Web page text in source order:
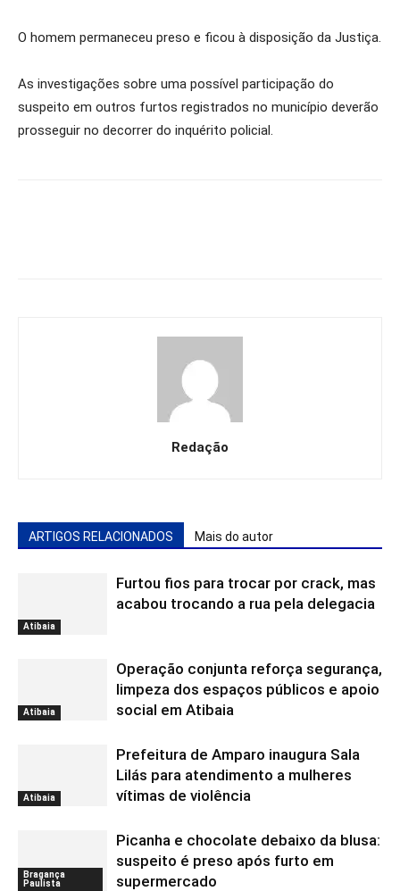
O homem permaneceu preso e ficou à disposição da Justiça.
As investigações sobre uma possível participação do
suspeito em outros furtos registrados no município deverão
prosseguir no decorrer do inquérito policial.
Redação
ARTIGOS RELACIONADOS Mais do autor
Atibaia
Furtou fios para trocar por crack, mas
acabou trocando a rua pela delegacia
Atibaia
Operação conjunta reforça segurança,
limpeza dos espaços públicos e apoio
social em Atibaia
Atibaia
Prefeitura de Amparo inaugura Sala
Lilás para atendimento a mulheres
vítimas de violência
Bragança
Paulista
Picanha e chocolate debaixo da blusa:
suspeito é preso após furto em
supermercado